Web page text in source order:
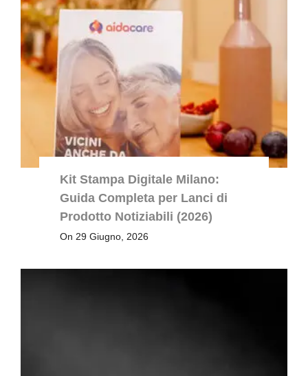
Kit Stampa Digitale Milano:
Guida Completa per Lanci di
Prodotto Notiziabili (2026)
On 29 Giugno, 2026